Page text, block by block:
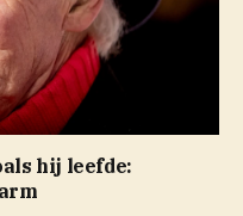
hij leefde: